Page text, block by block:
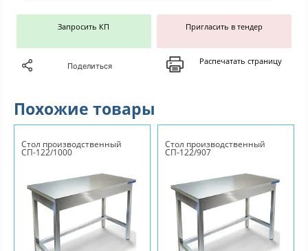
Запросить КП Пригласить в тендер
Поделиться Распечатать страницу
Похожие товары
Стол производственный
СП-122/1000
Стол производственный
СП-122/907